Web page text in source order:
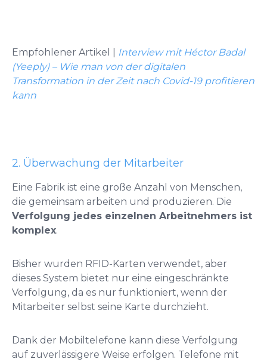
Empfohlener Artikel |
Interview mit Héctor Badal
(Yeeply) – Wie man von der digitalen
Transformation in der Zeit nach Covid-19 profitieren
kann
2. Überwachung der Mitarbeiter
Eine Fabrik ist eine große Anzahl von Menschen,
die gemeinsam arbeiten und produzieren. Die
Verfolgung jedes einzelnen Arbeitnehmers ist
komplex.
Bisher wurden RFID-Karten verwendet, aber
dieses System bietet nur eine eingeschränkte
Verfolgung, da es nur funktioniert, wenn der
Mitarbeiter selbst seine Karte durchzieht.
Dank der Mobiltelefone kann diese Verfolgung
auf zuverlässigere Weise erfolgen. Telefone mit